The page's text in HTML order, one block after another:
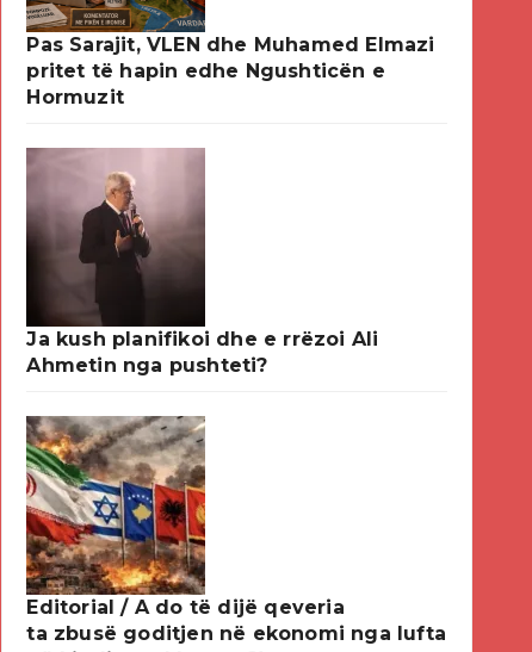
Pas Sarajit, VLEN dhe Muhamed Elmazi
pritet të hapin edhe Ngushticën e
Hormuzit
Ja kush planifikoi dhe e rrëzoi Ali
Ahmetin nga pushteti?
Editorial / A do të dijë qeveria
ta zbusë goditjen në ekonomi nga lufta